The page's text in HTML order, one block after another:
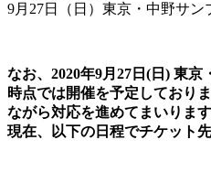
9月27日（日）東京・中野サン
なお、2020年9月27日(日) 東
時点では開催を予定しており
ながら対応を進めてまいります
現在、以下の日程でチケット